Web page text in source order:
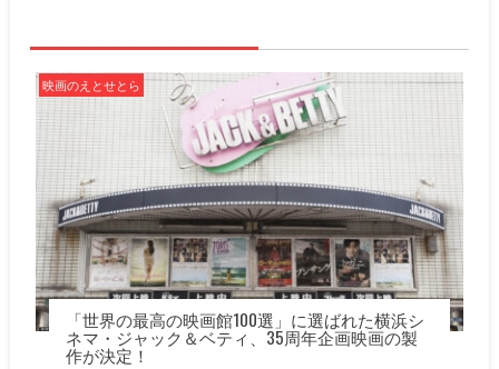
ョ
ン映画のえとせとら
「世界の最高の映画館100選」に選ばれた横浜シ
ネマ・ジャック＆ベティ、35周年企画映画の製
作が決定！